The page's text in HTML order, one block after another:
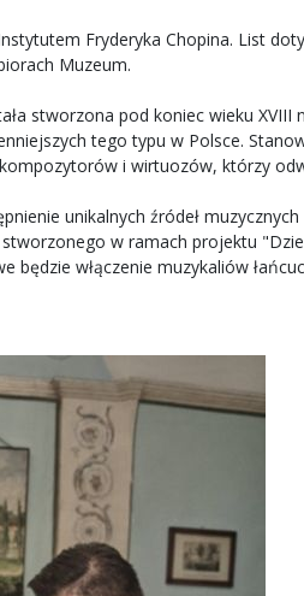
Fryderyka Chopina. List
Muzeum.
stworzona pod koniec wieku XVIII
tego typu w Polsce.
i wirtuozów, którzy
unikalnych źródeł
w ramach projektu
będzie włączenie muzykaliów